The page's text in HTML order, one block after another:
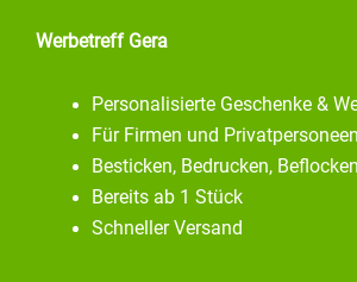
Werbetreff Gera
Personalisierte Geschenke &
Für Firmen und Privatpersoneen
Besticken, Bedrucken,
Bereits ab 1 Stück
Schneller Versand